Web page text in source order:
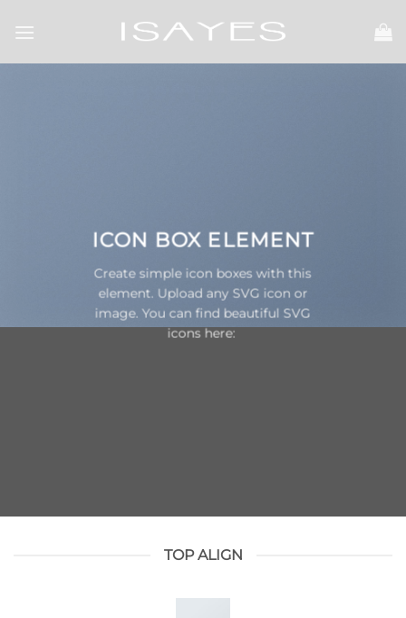
ICON BOX ELEMENT
Create simple icon boxes with this
element. Upload any SVG icon or
image. You can find beautiful SVG
icons here:
TOP ALIGN